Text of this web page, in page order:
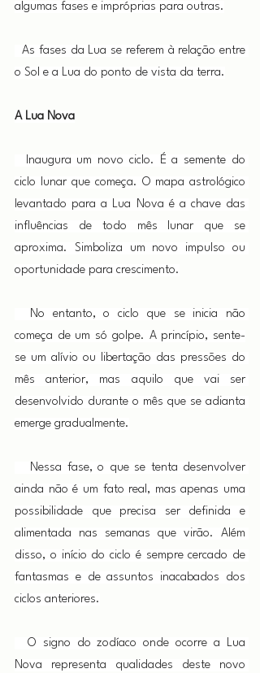
algumas fases e impróprias para outras.
As fases da Lua se referem à relação entre
o Sol e a Lua do ponto de vista da terra.
A Lua Nova
Inaugura um novo ciclo. É a semente do
ciclo lunar que começa. O mapa astrológico
levantado para a Lua Nova é a chave das
influências de todo mês lunar que se
aproxima. Simboliza um novo impulso ou
oportunidade para crescimento.
No entanto, o ciclo que se inicia não
começa de um só golpe. A princípio, sente-
se um alívio ou libertação das pressões do
mês anterior, mas aquilo que vai ser
desenvolvido durante o mês que se adianta
emerge gradualmente.
Nessa fase, o que se tenta desenvolver
ainda não é um fato real, mas apenas uma
possibilidade que precisa ser definida e
alimentada nas semanas que virão. Além
disso, o início do ciclo é sempre cercado de
fantasmas e de assuntos inacabados dos
ciclos anteriores.
O signo do zodíaco onde ocorre a Lua
Nova representa qualidades deste novo